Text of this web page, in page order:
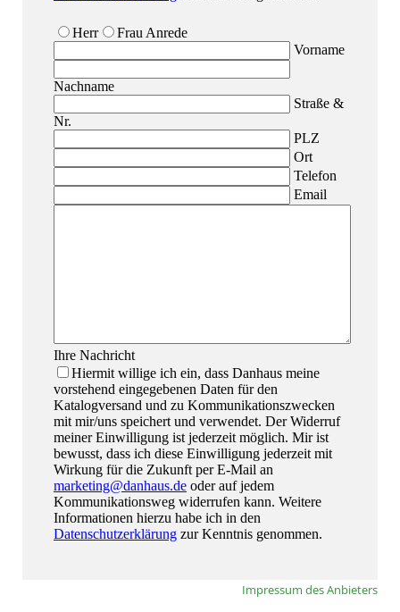
Impressum des Anbieters